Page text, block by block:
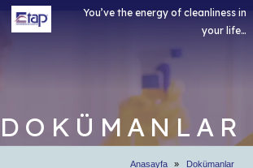
You’ve the energy of cleanliness in
your life…
DOKÜMANLAR
Anasayfa Dokümanlar